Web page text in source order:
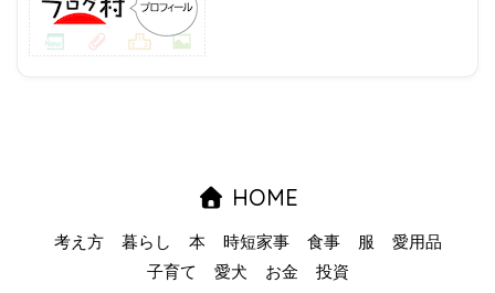
HOME
考え方 暮らし 本 時短家事 食事 服
愛用品
子育て
愛犬 お金 投資